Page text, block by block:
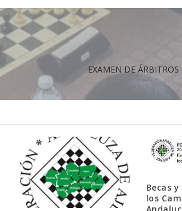
EXAMEN DE
Becas
los